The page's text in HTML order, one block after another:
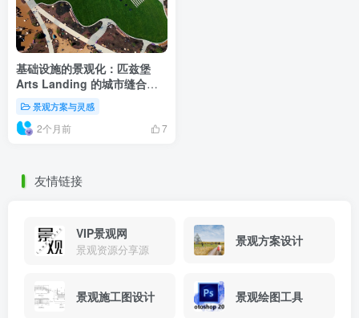
基础设施的景观化：匹兹堡
Arts Landing 的城市缝合逻
辑
景观方案与灵感
2个月前 7
友情链接
VIP景观网
景观资源分享源
景观方案设计
景观施工图设计 景观绘图工具